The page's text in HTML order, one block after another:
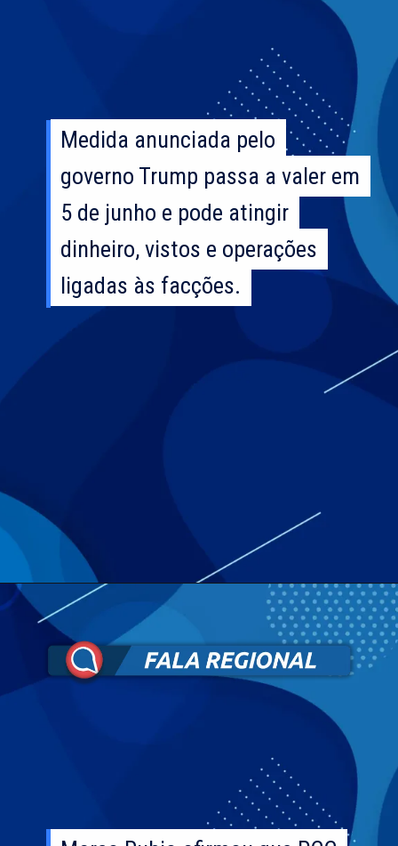
Medida anunciada pelo
governo Trump passa a valer em
5 de junho e pode atingir
dinheiro, vistos e operações
ligadas às facções.
Medida anunciada pelo
governo Trump passa a valer em
5 de junho e pode atingir
dinheiro, vistos e operações
ligadas às facções.